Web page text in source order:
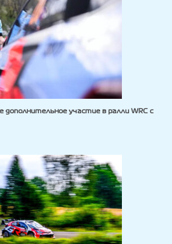
дополнительное участие в ралли WRC с